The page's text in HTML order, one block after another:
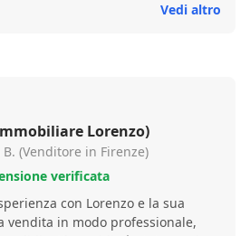
e disponibile abbiamo
nella consultazione con il
Vedi altro
Lorenzo)
(Venditore in Firenze)
verificata
con Lorenzo e la sua
vendita in modo professionale,